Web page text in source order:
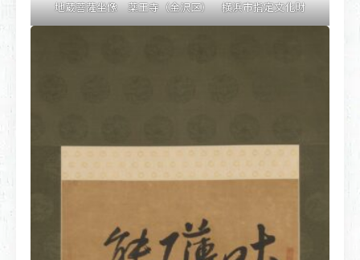
地蔵菩薩坐像 薬王寺（金沢区） 横浜市指定文化財